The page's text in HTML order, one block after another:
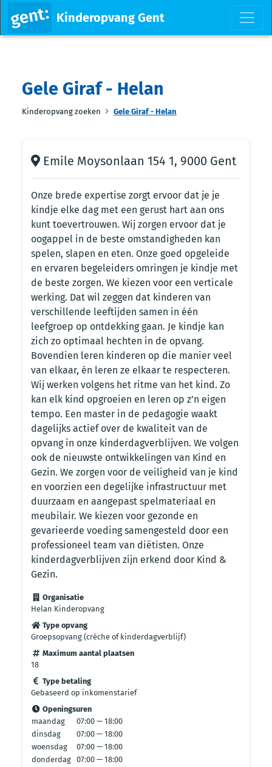
Kinderopvang Gent
Gele Giraf - Helan
Kinderopvang zoeken Gele Giraf - Helan
Emile Moysonlaan 154 1, 9000 Gent
Onze brede expertise zorgt ervoor dat je je
kindje elke dag met een gerust hart aan ons
kunt toevertrouwen. Wij zorgen ervoor dat je
oogappel in de beste omstandigheden kan
spelen, slapen en eten. Onze goed opgeleide
en ervaren begeleiders omringen je kindje met
de beste zorgen. We kiezen voor een verticale
werking. Dat wil zeggen dat kinderen van
verschillende leeftijden samen in één
leefgroep op ontdekking gaan. Je kindje kan
zich zo optimaal hechten in de opvang.
Bovendien leren kinderen op die manier veel
van elkaar, én leren ze elkaar te respecteren.
Wij werken volgens het ritme van het kind. Zo
kan elk kind opgroeien en leren op z’n eigen
tempo. Een master in de pedagogie waakt
dagelijks actief over de kwaliteit van de
opvang in onze kinderdagverblijven. We volgen
ook de nieuwste ontwikkelingen van Kind en
Gezin. We zorgen voor de veiligheid van je kind
en voorzien een degelijke infrastructuur met
duurzaam en aangepast spelmateriaal en
meubilair. We kiezen voor gezonde en
gevarieerde voeding samengesteld door een
professioneel team van diëtisten. Onze
kinderdagverblijven zijn erkend door Kind &
Gezin.
Organisatie
Helan Kinderopvang
Type opvang
Groepsopvang (crèche of kinderdagverblijf)
Maximum aantal plaatsen
18
Type betaling
Gebaseerd op inkomenstarief
Openingsuren
maandag
07:00 — 18:00
dinsdag
07:00 — 18:00
woensdag
07:00 — 18:00
donderdag 07:00 — 18:00